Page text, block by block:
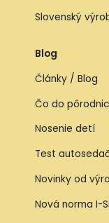
Slovenský
Blog
Články / Blog
Čo do
Nosenie detí
Test
Novinky od
Nová norma I-